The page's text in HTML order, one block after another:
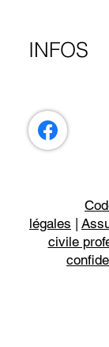
INFOS
légales
civile